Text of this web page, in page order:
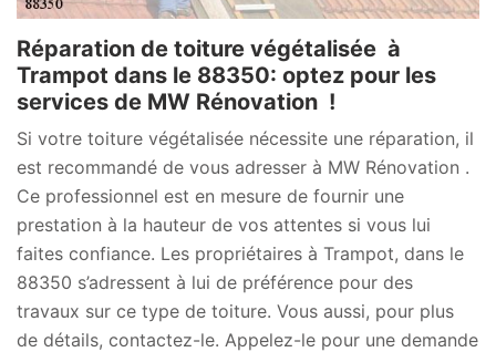
Réparation de toiture végétalisée à
Trampot dans le 88350: optez pour les
services de MW Rénovation !
Si votre toiture végétalisée nécessite une réparation, il
est recommandé de vous adresser à MW Rénovation .
Ce professionnel est en mesure de fournir une
prestation à la hauteur de vos attentes si vous lui
faites confiance. Les propriétaires à Trampot, dans le
88350 s’adressent à lui de préférence pour des
travaux sur ce type de toiture. Vous aussi, pour plus
de détails, contactez-le. Appelez-le pour une demande